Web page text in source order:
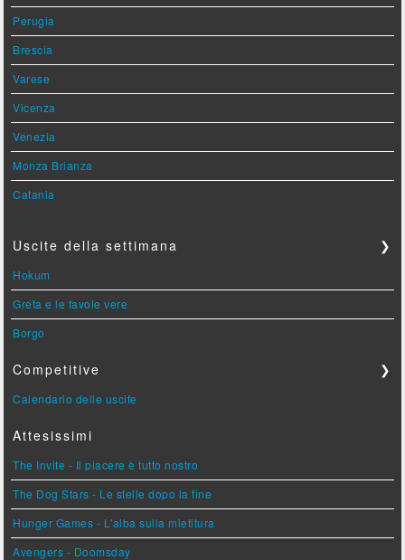
Perugia
Brescia
Varese
Vicenza
Venezia
Monza Brianza
Catania
Uscite della settimana ❯
Hokum
Greta e le favole vere
Borgo
Competitive ❯
Calendario delle uscite
Attesissimi
The Invite - Il piacere è tutto nostro
The Dog Stars - Le stelle dopo la fine
Hunger Games - L'alba sulla mietitura
Avengers - Doomsday